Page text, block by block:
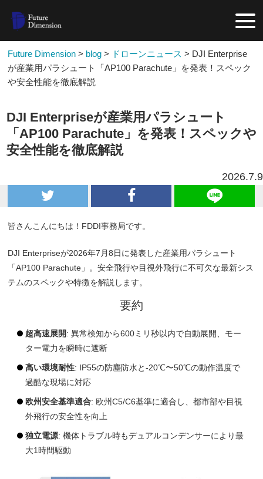
Future Dimension > blog > ドローンニュース > DJI Enterprise
が産業用パラシュート「AP100 Parachute」を発表！スペック
や安全性能を徹底解説
DJI Enterpriseが産業用パラシュート
「AP100 Parachute」を発表！スペックや
安全性能を徹底解説
2026.7.9
皆さんこんにちは！FDDI事務局です。
DJI Enterpriseが2026年7月8日に発表した産業用パラシュート
「AP100 Parachute」。安全飛行や目視外飛行に不可欠な最新シス
テムのスペックや特徴を解説します。
要約
超高速展開: 異常検知から600ミリ秒以内で自動展開、モー
ター電力を瞬時に遮断
高い環境耐性: IP55の防塵防水と-20℃〜50℃の動作温度で
過酷な現場に対応
欧州安全基準適合: 欧州C5/C6基準に適合し、都市部や目視
外飛行の安全性を向上
独立電源: 機体トラブル時もデュアルコンデンサーにより最
大1時間駆動